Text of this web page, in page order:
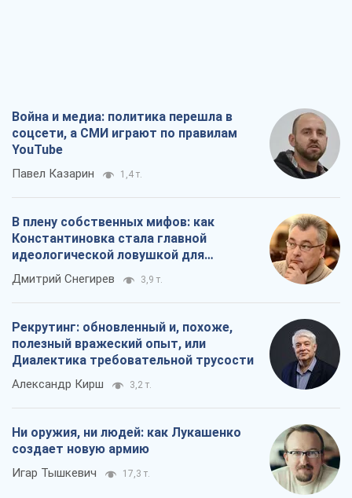
Война и медиа: политика перешла в
соцсети, а СМИ играют по правилам
YouTube
Павел Казарин 1,4 т.
В плену собственных мифов: как
Константиновка стала главной
идеологической ловушкой для
российских оккупантов
Дмитрий Снегирев 3,9 т.
Рекрутинг: обновленный и, похоже,
полезный вражеский опыт, или
Диалектика требовательной трусости
Александр Кирш 3,2 т.
Ни оружия, ни людей: как Лукашенко
создает новую армию
Игар Тышкевич 17,3 т.